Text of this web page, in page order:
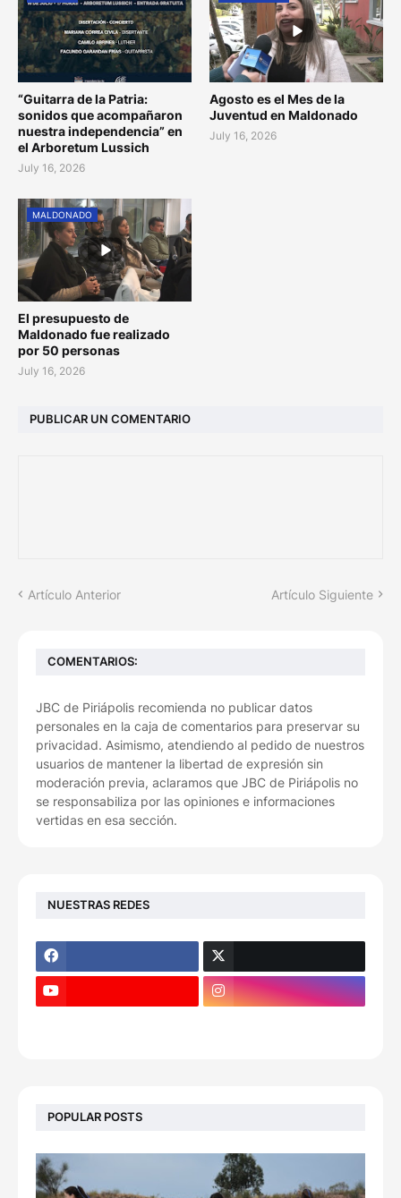
“Guitarra de la Patria:
sonidos que acompañaron
nuestra independencia” en
el Arboretum Lussich
July 16, 2026
Agosto es el Mes de la
Juventud en Maldonado
July 16, 2026
MALDONADO
El presupuesto de
Maldonado fue realizado
por 50 personas
July 16, 2026
PUBLICAR UN COMENTARIO
Artículo Anterior Artículo Siguiente
COMENTARIOS:
JBC de Piriápolis recomienda no publicar datos
personales en la caja de comentarios para preservar su
privacidad. Asimismo, atendiendo al pedido de nuestros
usuarios de mantener la libertad de expresión sin
moderación previa, aclaramos que JBC de Piriápolis no
se responsabiliza por las opiniones e informaciones
vertidas en esa sección.
NUESTRAS REDES
POPULAR POSTS